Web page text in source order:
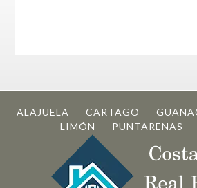
ALAJUELA CARTAGO
LIMÓN
PUNTARENAS